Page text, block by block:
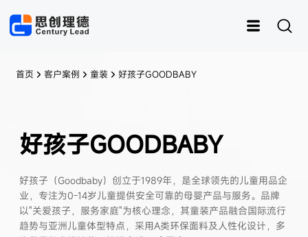
内衣
皮具 鞋子 样衣
资产管理
首页 客户案例 童装 好孩子GOODBABY
好孩子GOODBABY
好孩子（Goodbaby）创立于1989年，是全球领先的儿童用品企
业，专注为0-14岁儿童提供安全可靠的母婴产品与服务。品牌
以"关爱孩子，服务家庭"为核心理念，其童装产品融合国际流行
趋势与亚洲儿童体型特点，采用A类环保面料及人性化设计，多